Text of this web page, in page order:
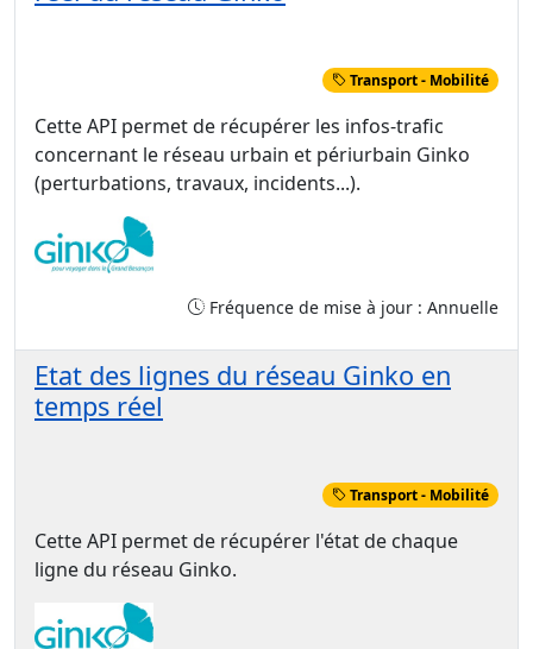
Transport - Mobilité
Cette API permet de récupérer les infos-trafic
concernant le réseau urbain et périurbain Ginko
(perturbations, travaux, incidents...).
Fréquence de mise à jour : Annuelle
Etat des lignes du réseau Ginko en
temps réel
Transport - Mobilité
Cette API permet de récupérer l'état de chaque
ligne du réseau Ginko.